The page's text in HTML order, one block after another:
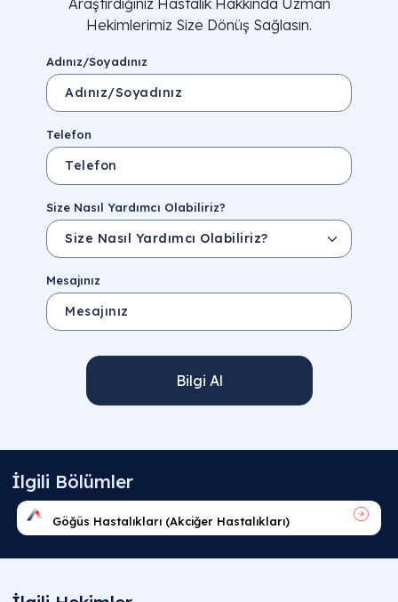
Hekimlerimiz Size Dönüş Sağlasın.
Adınız/Soyadınız
Telefon
Size Nasıl Yardımcı Olabiliriz?
Mesajınız
Bilgi Al